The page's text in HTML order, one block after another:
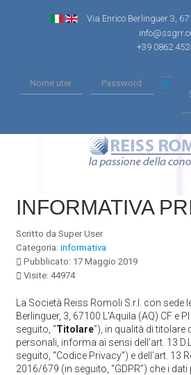
Via Enrico Berlinguer 3,
+39 0862
INFORMATIVA
Scritto da Super User
Categoria: informativa
Pubblicato: 17 Maggio 2019
Visite: 44974
La Società Reiss Romoli S.r.l. con sede
Berlinguer, 3, 67100 L'Aquila (AQ) CF e
seguito, “Titolare”), in qualità di titolare
personali, informa ai sensi dell’art. 13
seguito, “Codice Privacy”) e dell’art. 13
2016/679 (in seguito, “GDPR”) che i